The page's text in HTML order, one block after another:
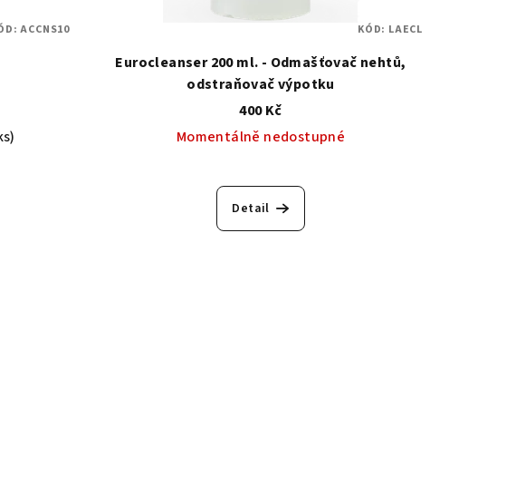
ACCNS10
Eurocleanser 200 ml. - Odmašťovač nehtů,
odstraňovač výpotku
400 Kč
Momentálně nedostupné
hodnocení
produktu
je
Detail
KÓD: LAECL